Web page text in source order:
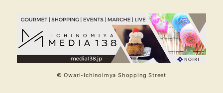
© Owari-Ichinoimya Shopping Street